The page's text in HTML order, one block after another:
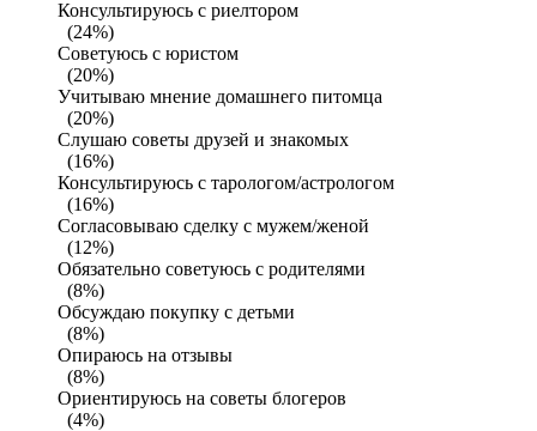
Консультируюсь с риелтором
(24%)
Советуюсь с юристом
(20%)
Учитываю мнение домашнего питомца
(20%)
Слушаю советы друзей и знакомых
(16%)
Консультируюсь с тарологом/астрологом
(16%)
Согласовываю сделку с мужем/женой
(12%)
Обязательно советуюсь с родителями
(8%)
Обсуждаю покупку с детьми
(8%)
Опираюсь на отзывы
(8%)
Ориентируюсь на советы блогеров
(4%)